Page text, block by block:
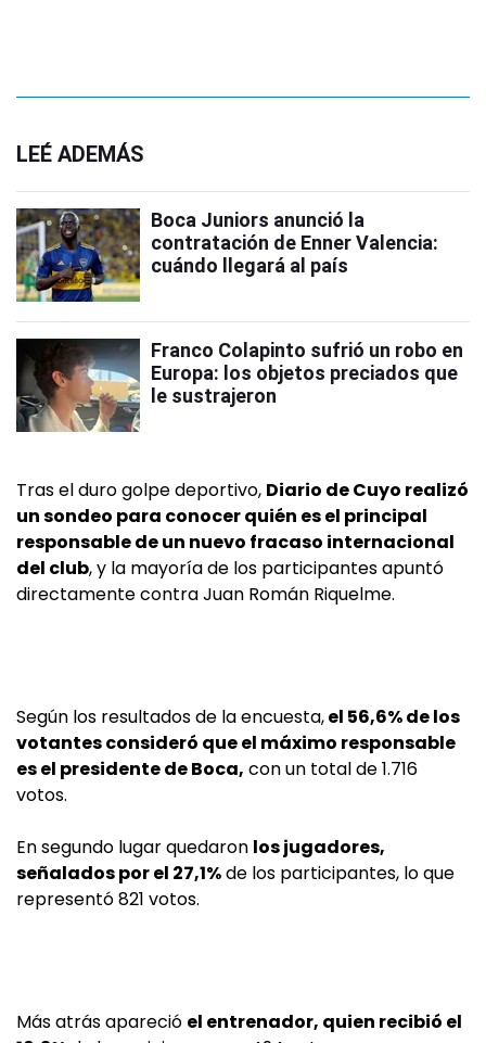
LEÉ ADEMÁS
Boca Juniors anunció la
contratación de Enner Valencia:
cuándo llegará al país
Franco Colapinto sufrió un robo en
Europa: los objetos preciados que
le sustrajeron
Tras el duro golpe deportivo, Diario de Cuyo realizó
un sondeo para conocer quién es el principal
responsable de un nuevo fracaso internacional
del club, y la mayoría de los participantes apuntó
directamente contra Juan Román Riquelme.
Según los resultados de la encuesta,el 56,6% de los
votantes consideró que el máximo responsable
es el presidente de Boca, con un total de 1.716
votos.
En segundo lugar quedaron los jugadores,
señalados por el 27,1%de los participantes, lo que
representó 821 votos.
Más atrás apareció el entrenador, quien recibió el